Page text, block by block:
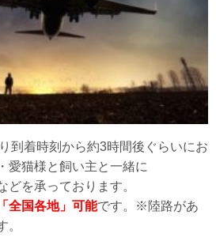
到着時刻から約3時間後ぐらいにお
愛猫様と飼い主と一緒に
どを承っております。
「全国各地」可能です。※陸路があ
。